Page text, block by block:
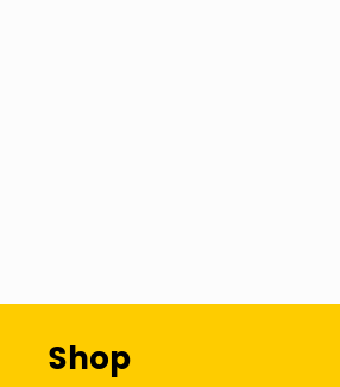
Shop